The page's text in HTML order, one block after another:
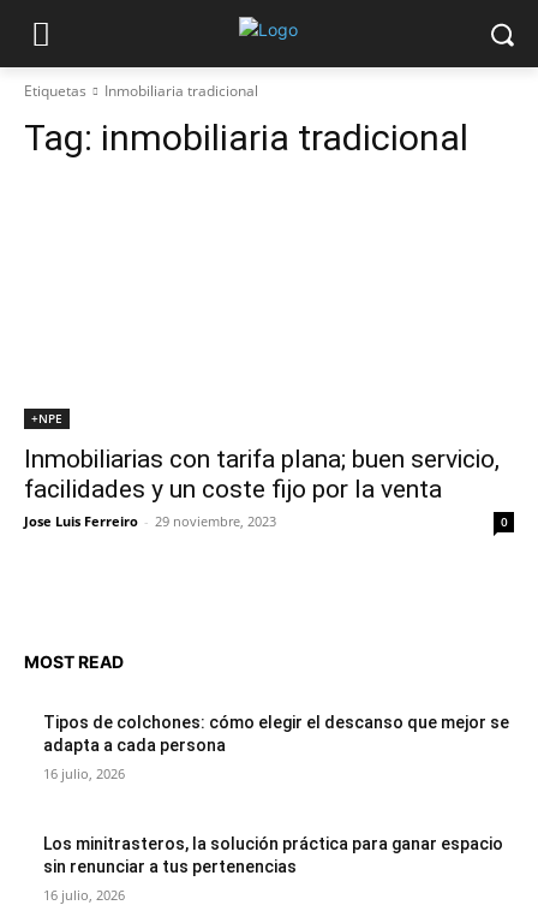
Etiquetas Inmobiliaria tradicional
Tag: inmobiliaria tradicional
+NPE
Inmobiliarias con tarifa plana; buen servicio,
facilidades y un coste fijo por la venta
Jose Luis Ferreiro - 29 noviembre, 2023 0
MOST READ
Tipos de colchones: cómo elegir el descanso que mejor se
adapta a cada persona
16 julio, 2026
Los minitrasteros, la solución práctica para ganar espacio
sin renunciar a tus pertenencias
16 julio, 2026